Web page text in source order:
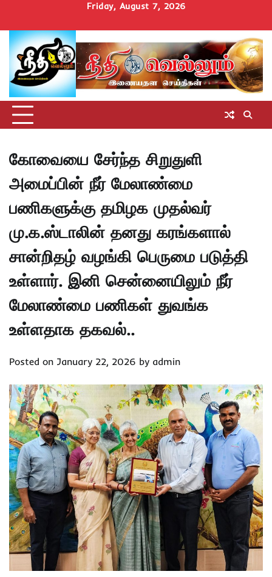
content
Friday, August 7, 2026
Homeசெய்திகள்
தமிழ்நாடுமாவட்டச்செய்திகள்
அரசியல்ஆன்மிகம்
சட்டம்
அறிவோம்
சினிமாUncategorized
கோவையை சேர்ந்த சிறுதுளி
அமைப்பின் நீர் மேலாண்மை
பணிகளுக்கு தமிழக முதல்வர்
மு.க.ஸ்டாலின் தனது கரங்களால்
சான்றிதழ் வழங்கி பெருமை படுத்தி
உள்ளார். இனி சென்னையிலும் நீர்
மேலாண்மை பணிகள் துவங்க
உள்ளதாக தகவல்..
Posted on January 22, 2026 by admin